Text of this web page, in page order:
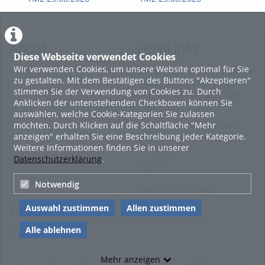
Diese Webseite verwendet Cookies
Wir verwenden Cookies, um unsere Website optimal für Sie
zu gestalten. Mit dem Bestätigen des Buttons "Akzeptieren"
stimmen Sie der Verwendung von Cookies zu. Durch
Anklicken der untenstehenden Checkboxen können Sie
auswählen, welche Cookie-Kategorien Sie zulassen
möchten. Durch Klicken auf die Schaltfläche "Mehr
anzeigen" erhalten Sie eine Beschreibung jeder Kategorie.
Weitere Informationen finden Sie in unserer
Datenschutzerklärung.
Notwendig
Auswahl zustimmen
Allen zustimmen
Alle ablehnen
Mehr anzeigen
Kapitel 5 – Brauprozess: Läutern
Kapitel 6 – Brauprozess: Kochen & Hopfenzugabe
Kapitel 7 – Brauprozess: Whirlpoolverfahren, Kühlen,
Fassabfüllung & Hefezugabe
Kapitel 8 – Gärung, Flaschenabfüllung & Reifung des Bieres in
Flaschen
Tags:
verfahrenstechnik braukurs bierbrauen aw-fach bierherstellung
About Legal Info
Terms and Conditions for the
Usage of this ViMP based
website (including all sub-
pages)
Privacy Statement for this
ViMP based Website incl.
Sub-pages
Links
Sitemap